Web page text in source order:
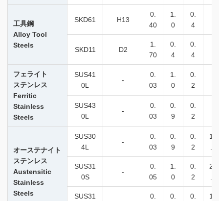
工具鋼
Alloy Tool
Steels
SKD61 H13
0.
40
1.
0
0.
4
SKD11 D2
1.
70
0.
4
0.
4
フェライト
ステンレス
Ferritic
Stainless
Steels
SUS41
0L
-
0.
03
1.
0
0.
2
SUS43
0L
-
0.
03
0.
9
0.
2
オーステナイト
ステンレス
Austensitic
Stainless
Steels
SUS30
4L
-
0.
03
0.
9
0.
2
10
.0
SUS31
0S
-
0.
05
1.
0
0.
2
20
.5
SUS31
0.
0.
0.
12